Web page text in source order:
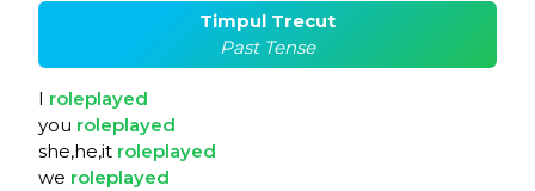
Timpul Trecut
Past Tense
I roleplayed
you roleplayed
she,he,it roleplayed
we roleplayed